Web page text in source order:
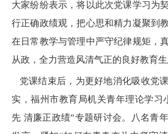
大家纷纷表示，将以此次党课学习为
行正确政绩观，把心思和精力凝聚到
在日常教学与管理中严守纪律规矩，
从政，全力营造风清气正的良好教育生
党课结束后，为更好地消化吸收党
实，福州市教育局机关青年理论学习
先 清廉正政绩”专题研讨会。八名青